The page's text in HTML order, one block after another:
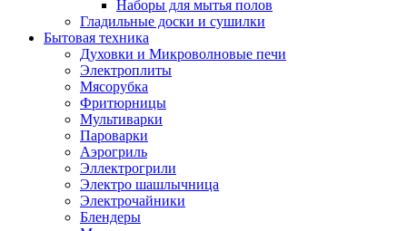
Наборы для мытья полов
Гладильные доски и сушилки
Бытовая техника
Духовки и Микроволновые печи
Электроплиты
Мясорубка
Фритюрницы
Мультиварки
Пароварки
Аэрогриль
Эллектрогрили
Электро шашлычница
Электрочайники
Блендеры